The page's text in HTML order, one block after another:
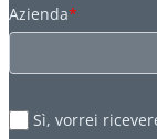
Azienda*
Sì, vorrei